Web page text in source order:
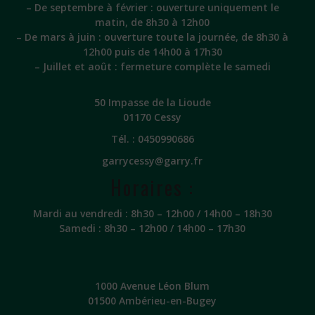
– De septembre à février : ouverture uniquement le
matin, de 8h30 à 12h00
– De mars à juin : ouverture toute la journée, de 8h30 à
12h00 puis de 14h00 à 17h30
– Juillet et août : fermeture complète le samedi
50 Impasse de la Lioude
01170 Cessy
Tél. : 0450990686
garrycessy@garry.fr
Mardi au vendredi : 8h30 – 12h00 / 14h00 – 18h30
Samedi : 8h30 – 12h00 / 14h00 – 17h30
1000 Avenue Léon Blum
01500 Ambérieu-en-Bugey